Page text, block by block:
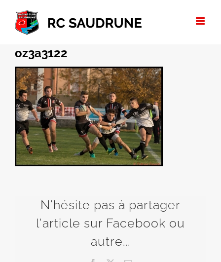
Passer
contenu
oz3a3122
N'hésite pas à partager
l'article sur Facebook ou
autre...